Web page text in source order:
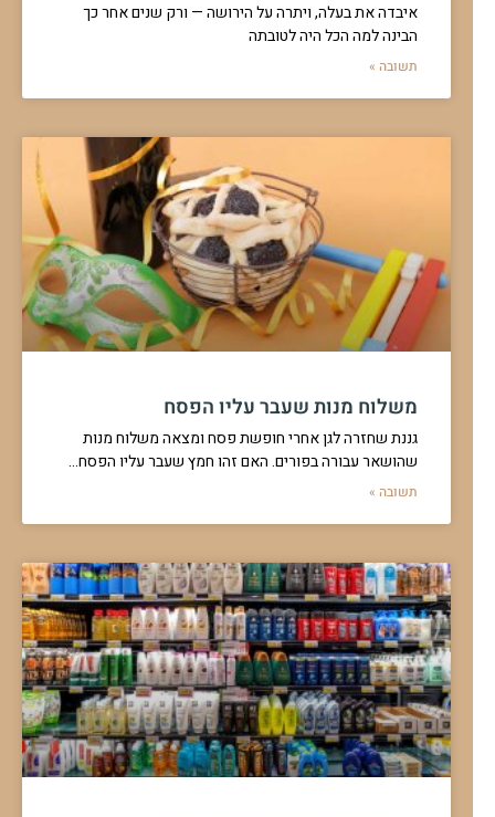
איבדה את בעלה, ויתרה על הירושה — ורק שנים אחר כך
הבינה למה הכל היה לטובתה
תשובה »
משלוח מנות שעבר עליו הפסח
גננת שחזרה לגן אחרי חופשת פסח ומצאה משלוח מנות
שהושאר עבורה בפורים. האם זהו חמץ שעבר עליו הפסח…
תשובה »